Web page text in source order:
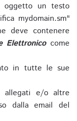
oggetto un testo
mydomain.sm"
deve contenere
Elettronicocome
in tutte le sue
allegati e/o altre
dalla email del